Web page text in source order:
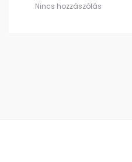
Nincs hozzászólás